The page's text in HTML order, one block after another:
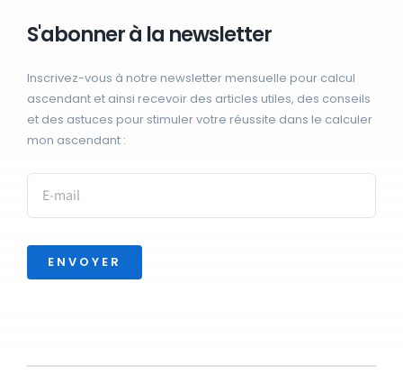
S'abonner à la newsletter
Inscrivez-vous à notre newsletter mensuelle pour calcul
ascendant et ainsi recevoir des articles utiles, des conseils
et des astuces pour stimuler votre réussite dans le calculer
mon ascendant :
ENVOYER